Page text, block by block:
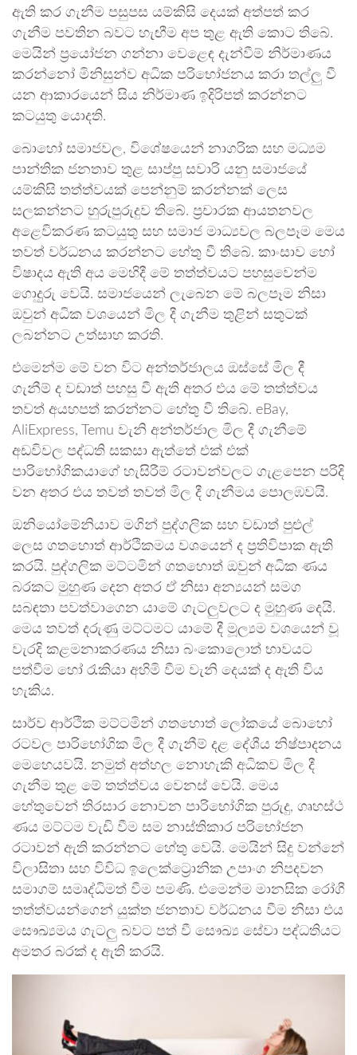
ඇති කර ගැනීම පසුපස යම්කිසි දෙයක් අත්පත් කර
ගැනීම පවතින බවට හැඟීම අප තුළ ඇති කොට තිබේ.
මෙයින් ප්‍රයෝජන ගන්නා වෙළෙඳ දැන්වීම් නිර්මාණය
කරන්නෝ මිනිසුන්ව අධික පරිභෝජනය කරා තල්ලු වී
යන ආකාරයෙන් සිය නිර්මාණ ඉදිරිපත් කරන්නට
කටයුතු යොදති.
බොහෝ සමාජවල, විශේෂයෙන් නාගරික සහ මධ්‍යම
පාන්තික ජනතාව තුළ සාප්පු සවාරි යනු සමාජයේ
යම්කිසි තත්ත්වයක් පෙන්නුම් කරන්නක් ලෙස
සලකන්නට හුරුපුරුදුව තිබේ. ප්‍රචාරක ආයතනවල
අළෙවිකරණ කටයුතු සහ සමාජ මාධ්‍යවල බලපෑම මෙය
තවත් වර්ධනය කරන්නට හේතු වී තිබේ. කාංසාව හෝ
විෂාදය ඇති අය මෙහිදී මේ තත්ත්වයට පහසුවෙන්ම
ගොදුුරු වෙයි. සමාජයෙන් ලැබෙන මේ බලපෑම නිසා
ඔවුන් අධික වශයෙන් මිල දී ගැනීම තුළින් සතුටක්
ලබන්නට උත්සාහ කරති.
එමෙන්ම මේ වන විට අන්තර්ජාලය ඔස්සේ මිල දී
ගැනීම් ද වඩාත් පහසු වී ඇති අතර එය මේ තත්ත්වය
තවත් අයහපත් කරන්නට හේතු වී තිබේ. eBay,
AliExpress, Temu වැනි අන්තර්ජාල මිල දී ගැනීමේ
අඩවිවල පද්ධති සකසා ඇත්තේ එක් එක්
පාරිභෝගිකයාගේ හැසිරීම් රටාවන්වලට ගැළපෙන පරිදි
වන අතර එය තවත් තවත් මිල දී ගැනීමය පොලඹවයි.
ඔනියෝමේනියාව මගින් පුද්ගලික සහ වඩාත් පුළුල්
ලෙස ගතහොත් ආර්ථිකමය වශයෙන් ද ප්‍රතිවිපාක ඇති
කරයි. පුද්ගලික මට්ටමින් ගතහොත් ඔවුන් අධික ණය
බරකට මුහුණ දෙන අතර ඒ නිසා අන්‍යයන් සමග
සබඳතා පවත්වාගෙන යාමේ ගැටලුවලට ද මුහුණ දෙයි.
මෙය තවත් දරුණු මට්ටමට යාමේ දී මූල්‍යම වශයෙන් වූ
වැරදි කළමනාකරණය නිසා බංකොලොත් භාවයට
පත්වීම හෝ රැකියා අහිමි වීම වැනි දෙයක් ද ඇති විය
හැකිය.
සාර්ව ආර්ථික මට්ටමින් ගතහොත් ලෝකයේ බොහෝ
රටවල පාරිභෝගික මිල දී ගැනීම් දළ දේශීය නිෂ්පාදනය
මෙහෙයවයි. නමුත් අත්හල නොහැකි අධිකව මිල දී
ගැනීම තුළ මේ තත්ත්වය වෙනස් වෙයි. මෙය
හේතුවෙන් තිරසාර නොවන පාරිභෝගික පුරුදු, ගෘහස්ථ
ණය මට්ටම වැඩි වීම සම නාස්තිකාර පරිභෝජන
රටාවන් ඇති කරන්නට හේතු වෙයි. මෙයින් සිදු වන්නේ
විලාසිතා සහ විවිධ ඉලෙක්ට්‍රොනික උපාංග නිපදවන
සමාගම් සමෘද්ධිමත් වීම පමණි. එමෙන්ම මානසික රෝගී
තත්ත්වයන්ගෙන් යුක්ත ජනතාව වර්ධනය වීම නිසා එය
සෞඛ්‍යමය ගැටලු බවට පත් වී සෞඛ්‍ය සේවා පද්ධතියට
අමතර බරක් ද ඇති කරයි.